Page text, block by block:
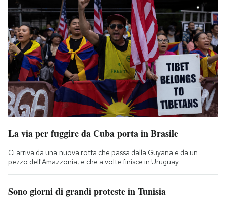
La via per fuggire da Cuba porta in Brasile
Ci arriva da una nuova rotta che passa dalla Guyana e da un
pezzo dell'Amazzonia, e che a volte finisce in Uruguay
Sono giorni di grandi proteste in Tunisia